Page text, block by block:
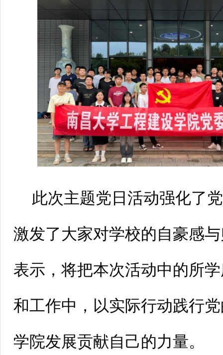
此次主题党日活动强化了
激发了大家对学校的自豪感
表示，将把本次活动中的所
和工作中，以实际行动践行
学院发展贡献自己的力量。